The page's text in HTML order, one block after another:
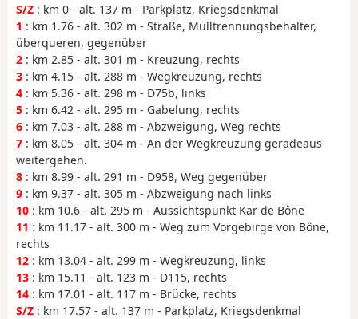
S/Z : km 0 - alt. 137 m - Parkplatz, Kriegsdenkmal
1 : km 1.76 - alt. 302 m - Straße, Mülltrennungsbehälter,
überqueren, gegenüber
2 : km 2.85 - alt. 301 m - Kreuzung, rechts
3 : km 4.15 - alt. 288 m - Wegkreuzung, rechts
4 : km 5.36 - alt. 298 m - D75b, links
5 : km 6.42 - alt. 295 m - Gabelung, rechts
6 : km 7.03 - alt. 288 m - Abzweigung, Weg rechts
7 : km 8.05 - alt. 304 m - An der Wegkreuzung geradeaus
weitergehen.
8 : km 8.99 - alt. 291 m - D958, Weg gegenüber
9 : km 9.37 - alt. 305 m - Abzweigung nach links
10 : km 10.6 - alt. 295 m - Aussichtspunkt Kar de Bône
11 : km 11.17 - alt. 300 m - Weg zum Vorgebirge von Bône,
rechts
12 : km 13.04 - alt. 299 m - Wegkreuzung, links
13 : km 15.11 - alt. 123 m - D115, rechts
14 : km 17.01 - alt. 117 m - Brücke, rechts
S/Z : km 17.57 - alt. 137 m - Parkplatz, Kriegsdenkmal